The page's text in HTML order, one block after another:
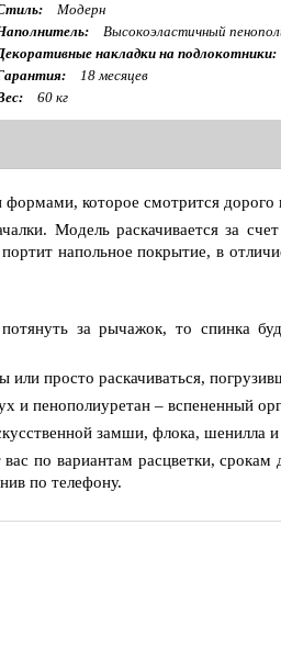
Модерн
Высокоэластичный
накладки на подлокотники:
18 месяцев
60 кг
формами, которое смотрится
Модель раскачивается за
напольное покрытие, в
за рычажок, то спинка
просто раскачиваться,
и пенополиуретан – вспененный
замши, флока, шенилла
по вариантам расцветки, срокам
по телефону.